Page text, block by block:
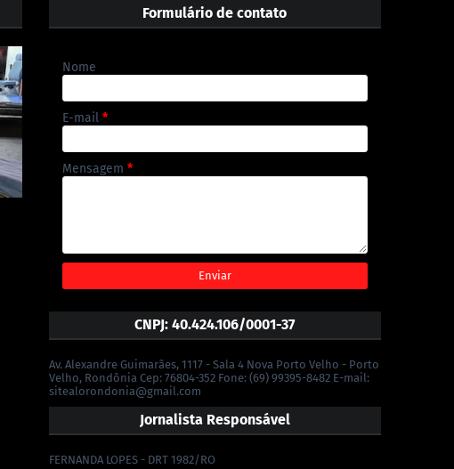
Formulário de contato
Nome
E-mail *
Mensagem *
CNPJ: 40.424.106/0001-37
Av. Alexandre Guimarães, 1117 - Sala 4 Nova Porto Velho - Porto
Velho, Rondônia Cep: 76804-352 Fone: (69) 99395-8482 E-mail:
sitealorondonia@gmail.com
Jornalista Responsável
FERNANDA LOPES - DRT 1982/RO